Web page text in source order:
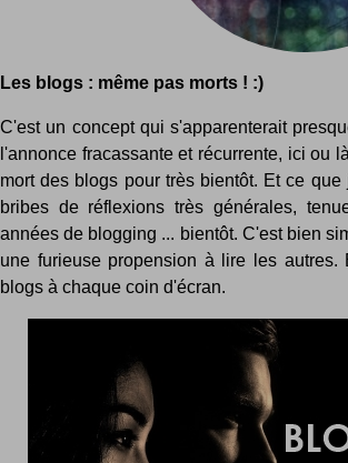
Les blogs : même pas morts ! :)
C'est un concept qui s'apparenterait
l'annonce fracassante et récurrente, ici ou
mort des blogs pour très bientôt. Et ce
bribes de réflexions très générales,
années de blogging ... bientôt. C'est bien
une furieuse propension à lire les
blogs à chaque coin d'écran.